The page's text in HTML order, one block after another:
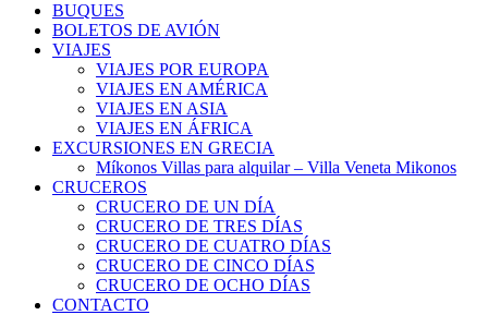
BUQUES
BOLETOS DE AVIÓN
VIAJES
VIAJES POR EUROPA
VIAJES EN AMÉRICA
VIAJES EN ASIA
VIAJES EN ÁFRICA
EXCURSIONES EN GRECIA
Míkonos Villas para alquilar – Villa Veneta Mikonos
CRUCEROS
CRUCERO DE UN DÍA
CRUCERO DE TRES DÍAS
CRUCERO DE CUATRO DÍAS
CRUCERO DE CINCO DÍAS
CRUCERO DE OCHO DÍAS
CONTACTO